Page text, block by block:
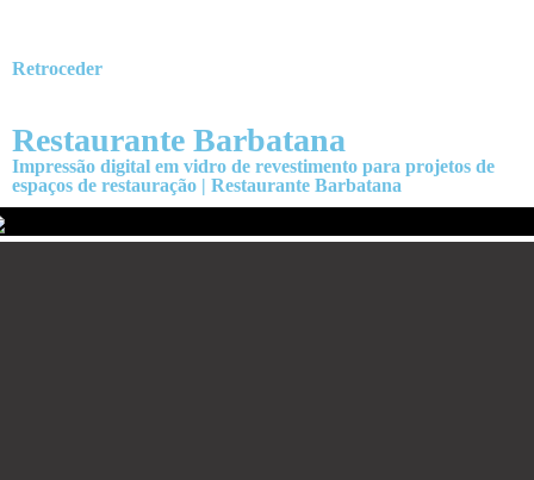
Retroceder
Restaurante Barbatana
Impressão digital em vidro de revestimento para projetos de
espaços de restauração | Restaurante Barbatana